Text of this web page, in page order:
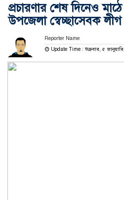
প্রচারণার শেষ দিনেও
উপজেলা স্বেচ্ছাসেবক লীগ
Reporter Name
Update Time : শুক্রবার, ৫